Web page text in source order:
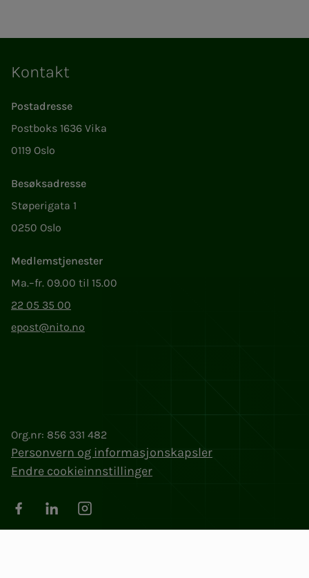
Kontakt
Postadresse
Postboks 1636 Vika
0119 Oslo
Besøksadresse
Støperigata 1
0250 Oslo
Medlemstjenester
Ma.–fr. 09.00 til 15.00
22 05 35 00
epost@nito.no
Org.nr: 856 331 482
Personvern og informasjonskapsler
Endre cookieinnstillinger
FacebookLinkedInInstagram